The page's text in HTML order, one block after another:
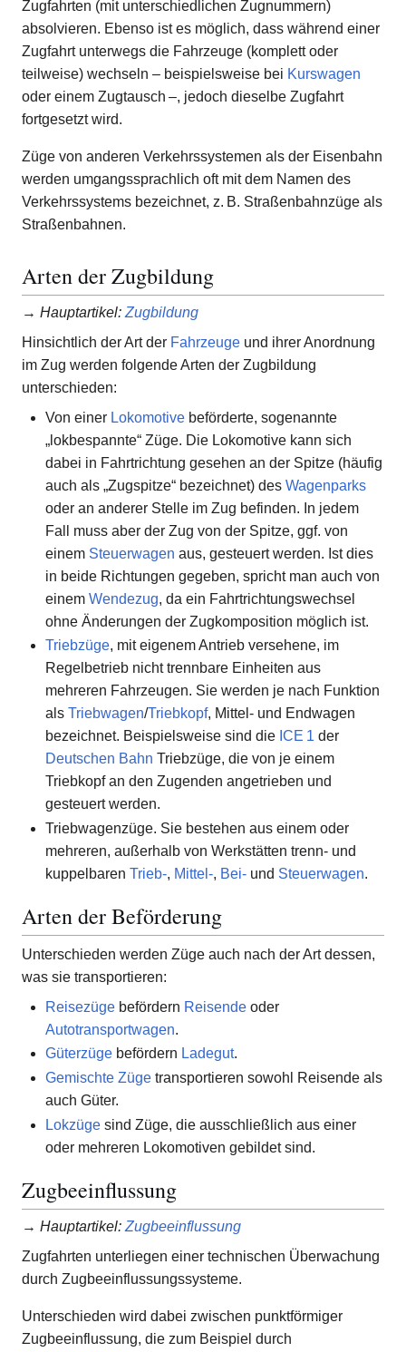
Zugfahrten (mit unterschiedlichen Zugnummern)
absolvieren. Ebenso ist es möglich, dass während einer
Zugfahrt unterwegs die Fahrzeuge (komplett oder
teilweise) wechseln – beispielsweise bei Kurswagen
oder einem Zugtausch –, jedoch dieselbe Zugfahrt
fortgesetzt wird.
Züge von anderen Verkehrssystemen als der Eisenbahn
werden umgangssprachlich oft mit dem Namen des
Verkehrssystems bezeichnet, z. B. Straßenbahnzüge als
Straßenbahnen.
Arten der Zugbildung
→ Hauptartikel: Zugbildung
Hinsichtlich der Art der Fahrzeuge und ihrer Anordnung
im Zug werden folgende Arten der Zugbildung
unterschieden:
Von einer Lokomotivebeförderte, sogenannte
„lokbespannte“ Züge. Die Lokomotive kann sich
dabei in Fahrtrichtung gesehen an der Spitze (häufig
auch als „Zugspitze“ bezeichnet) des Wagenparks
oder an anderer Stelle im Zug befinden. In jedem
Fall muss aber der Zug von der Spitze, ggf. von
einem Steuerwagen aus, gesteuert werden. Ist dies
in beide Richtungen gegeben, spricht man auch von
einem Wendezug, da ein Fahrtrichtungswechsel
ohne Änderungen der Zugkomposition möglich ist.
Triebzüge, mit eigenem Antrieb versehene, im
Regelbetrieb nicht trennbare Einheiten aus
mehreren Fahrzeugen. Sie werden je nach Funktion
als Triebwagen/Triebkopf, Mittel- und Endwagen
bezeichnet. Beispielsweise sind die ICE 1 der
Deutschen Bahn Triebzüge, die von je einem
Triebkopf an den Zugenden angetrieben und
gesteuert werden.
Triebwagenzüge. Sie bestehen aus einem oder
mehreren, außerhalb von Werkstätten trenn- und
kuppelbaren Trieb-, Mittel-, Bei-und Steuerwagen.
Arten der Beförderung
Unterschieden werden Züge auch nach der Art dessen,
was sie transportieren:
Reisezügebefördern Reisendeoder
Autotransportwagen.
Güterzügebefördern Ladegut.
Gemischte Zügetransportieren sowohl Reisende als
auch Güter.
Lokzügesind Züge, die ausschließlich aus einer
oder mehreren Lokomotiven gebildet sind.
Zugbeeinflussung
→ Hauptartikel: Zugbeeinflussung
Zugfahrten unterliegen einer technischen Überwachung
durch Zugbeeinflussungssysteme.
Unterschieden wird dabei zwischen punktförmiger
Zugbeeinflussung, die zum Beispiel durch